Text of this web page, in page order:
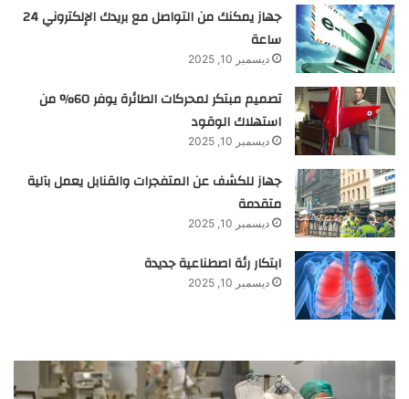
جهاز يمكنك من التواصل مع بريدك الإلكتروني 24
ساعة
ديسمبر 10, 2025
تصميم مبتكر لمحركات الطائرة يوفر 60% من
استهلاك الوقود
ديسمبر 10, 2025
جهاز للكشف عن المتفجرات والقنابل يعمل بآلية
متقدمة
ديسمبر 10, 2025
ابتكار رئة اصطناعية جديدة
ديسمبر 10, 2025